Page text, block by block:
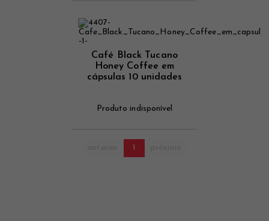
Café Black Tucano
Honey Coffee em
cápsulas 10 unidades
Produto indisponível
1